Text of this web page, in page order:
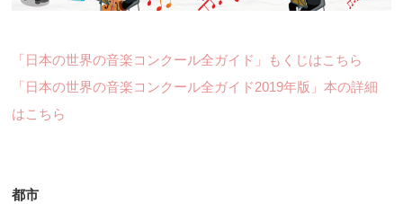
「日本の世界の音楽コンクール全ガイド」もくじはこちら
「日本の世界の音楽コンクール全ガイド2019年版」本の詳細
はこちら
都市